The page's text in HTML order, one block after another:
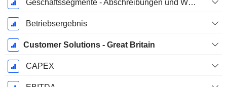
Geschäftssegmente - Abschreibungen und Wertminderungen
Betriebsergebnis
Customer Solutions - Great Britain
CAPEX